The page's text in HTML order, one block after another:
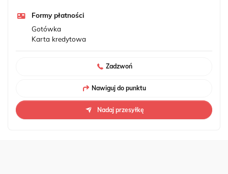
Formy płatności
Gotówka
Karta kredytowa
Zadzwoń
Nawiguj do punktu
Nadaj przesyłkę